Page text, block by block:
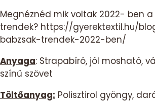
Megnéznéd mik voltak 2022- ben
trendek? https://gyerektextil.hu/
babzsak-trendek-2022-ben/
Anyaga: Strapabíró, jól mosható,
színű szövet
Töltőanyag: Polisztirol gyöngy,